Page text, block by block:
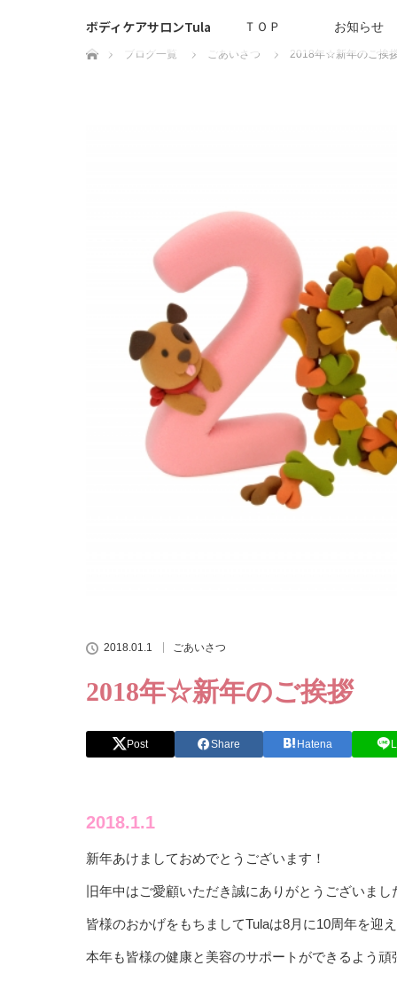
ボディケアサロンTula ＴＯＰ お知らせ
ホーム
ブログ一覧
ごあいさつ 2018年☆新年のご挨
2018.01.1 ごあいさつ
2018年☆新年のご挨拶
Post Share Hatena
2018.1.1
新年あけましておめでとうございます！
旧年中はご愛顧いただき誠にありがとうございまし
皆様のおかげをもちましてTulaは8月に10周年を迎
本年も皆様の健康と美容のサポートができるよう